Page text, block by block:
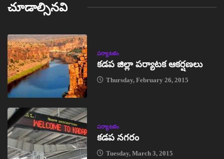
చూడాల్సినవి
పర్యాటకం
కడప జిల్లా పర్యాటక ఆకర్షణలు
Thursday, February 26, 2015
పర్యాటకం
కడప నగరం
Tuesday, March 3, 2015